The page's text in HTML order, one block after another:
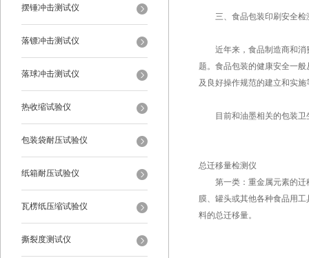
摆锤冲击测试仪
落镖冲击测试仪
落球冲击测试仪
热收缩试验仪
包装袋耐压试验仪
纸箱耐压试验仪
瓦楞纸压缩试验仪
撕裂度测试仪
三、食品包装印刷安全检
近年来，食品制造商和消
题。食品包装的健康安全一
及良好操作规范的建立和实
目前和油墨相关的包装卫
总迁移量检测仪
第一类：重金属元素的迁
膜、罐头或其他各种食品用
料的总迁移量。